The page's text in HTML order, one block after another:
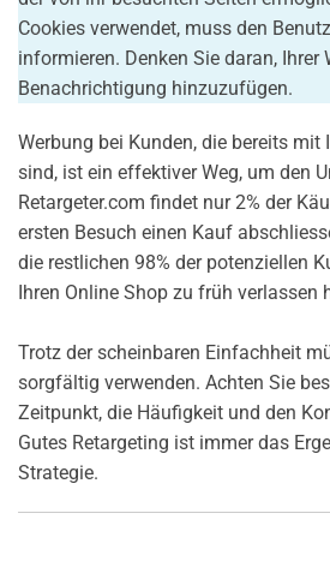
Cookies verwendet, muss den
informieren. Denken Sie daran, Ihrer
Benachrichtigung hinzuzufügen.
Werbung bei Kunden, die bereits mit
sind, ist ein effektiver Weg, um den
Retargeter.com findet nur 2% der
ersten Besuch einen Kauf
die restlichen 98% der potenziellen
Ihren Online Shop zu früh verlassen
Trotz der scheinbaren Einfachheit
sorgfältig verwenden. Achten Sie
Zeitpunkt, die Häufigkeit und den
Gutes Retargeting ist immer das
Strategie.